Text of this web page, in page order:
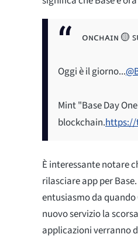
ᴏɴᴄʜᴀɪɴ 🟡
Oggi è il giorno...
Mint "Base Day
blockchain.https://
È interessante notare
rilasciare app per
entusiasmo da
nuovo servizio la
applicazioni verranno